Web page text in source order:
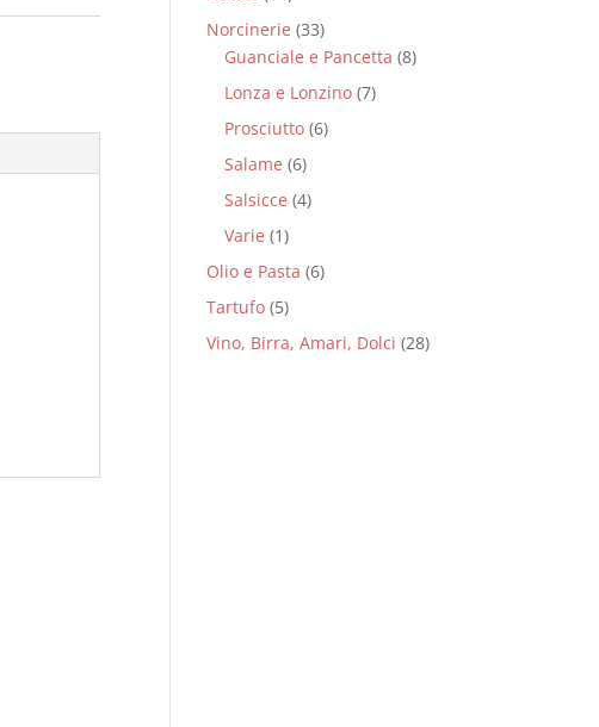
Norcinerie (33)
Guanciale e Pancetta (8)
Lonza e Lonzino (7)
Prosciutto (6)
Salame (6)
Salsicce (4)
Varie (1)
Olio e Pasta (6)
Tartufo (5)
Vino, Birra, Amari, Dolci (28)